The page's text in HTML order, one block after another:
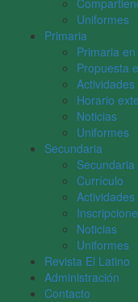
Uniformes
Primaria
Primaria
Propuesta
Actividades
Horario
Noticias
Uniformes
Secundaria
Currículo
Actividades
Noticias
Uniformes
Revista El Latino
Administración
Contacto